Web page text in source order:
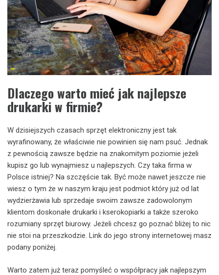
Dlaczego warto mieć jak najlepsze
drukarki w firmie?
W dzisiejszych czasach sprzęt elektroniczny jest tak
wyrafinowany, że właściwie nie powinien się nam psuć. Jednak
z pewnością zawsze będzie na znakomitym poziomie jeżeli
kupisz go lub wynajmiesz u najlepszych. Czy taka firma w
Polsce istniej? Na szczęście tak. Być może nawet jeszcze nie
wiesz o tym że w naszym kraju jest podmiot który już od lat
wydzierżawia lub sprzedaje swoim zawsze zadowolonym
klientom doskonałe drukarki i kserokopiarki a także szeroko
rozumiany sprzęt biurowy. Jeżeli chcesz go poznać bliżej to nic
nie stoi na przeszkodzie. Link do jego strony internetowej masz
podany poniżej.
Warto zatem już teraz pomyśleć o współpracy jak najlepszym